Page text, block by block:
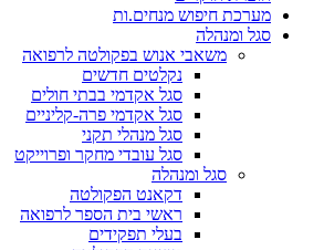
מערכת חיפוש מנחים.ות
סגל ומנהלה
משאבי אנוש בפקולטה לרפואה
נקלטים חדשים
סגל אקדמי בבתי חולים
סגל אקדמי פרה-קליניים
סגל מנהלי תקני
סגל עובדי מחקר ופרוייקט
סגל ומנהלה
דקאנט הפקולטה
ראשי בית הספר לרפואה
בעלי תפקידים